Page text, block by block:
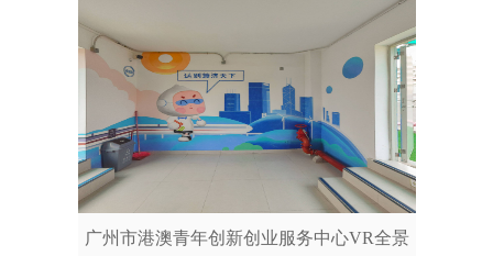
广州市港澳青年创新创业服务中心VR全景